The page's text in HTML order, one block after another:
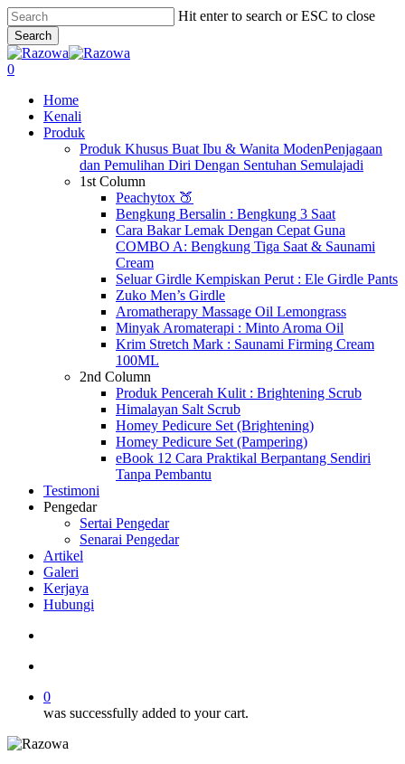
Skip
to
main
content
Hit enter to search or ESC to close
Search
Close
Search
search
account
0
Home
Kenali
Produk
Produk Khusus Buat Ibu & Wanita ModenPenjagaan
dan Pemulihan Diri Dengan Sentuhan Semulajadi
1st Column
Peachytox 🍑
Bengkung Bersalin : Bengkung 3 Saat
Cara Bakar Lemak Dengan Cepat Guna
COMBO A: Bengkung Tiga Saat & Saunami
Cream
Seluar Girdle Kempiskan Perut : Ele Girdle Pants
Zuko Men’s Girdle
Aromatherapy Massage Oil Lemongrass
Minyak Aromaterapi : Minto Aroma Oil
Krim Stretch Mark : Saunami Firming Cream
100ML
2nd Column
Produk Pencerah Kulit : Brightening Scrub
Himalayan Salt Scrub
Homey Pedicure Set (Brightening)
Homey Pedicure Set (Pampering)
eBook 12 Cara Praktikal Berpantang Sendiri
Tanpa Pembantu
Testimoni
Pengedar
Sertai Pengedar
Senarai Pengedar
Artikel
Galeri
Kerjaya
Hubungi
0
was successfully added to your cart.